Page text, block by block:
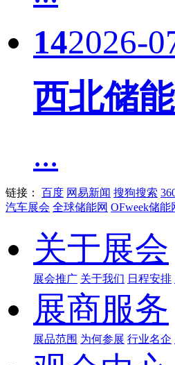
142026-
西北储
...
链接： 百度 网易新闻 搜狗搜索
汽车展会 全球储能网 OFweek储能
关于展会
展会推广 关于我们 日程安排
展商服务
展品范围 为何参展 行业名企